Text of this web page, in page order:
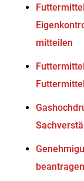
mitteilen
beantragen